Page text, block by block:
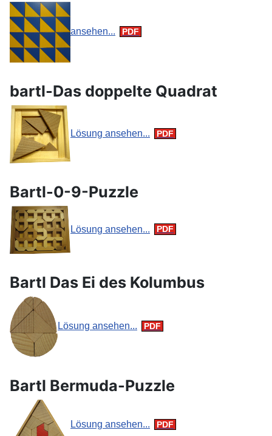
ansehen...
bartl-Das doppelte Quadrat
Lösung ansehen...
Bartl-0-9-Puzzle
Lösung ansehen...
Bartl Das Ei des Kolumbus
Lösung ansehen...
Bartl Bermuda-Puzzle
Lösung ansehen...